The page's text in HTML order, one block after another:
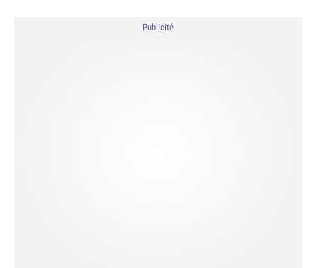
Publicité